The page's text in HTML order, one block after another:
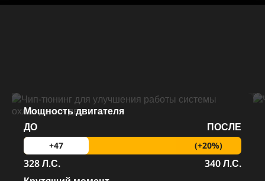
Мощность двигателя
ДО
ПОСЛЕ
+47 (+20%)
328 Л.С.
340 Л.С.